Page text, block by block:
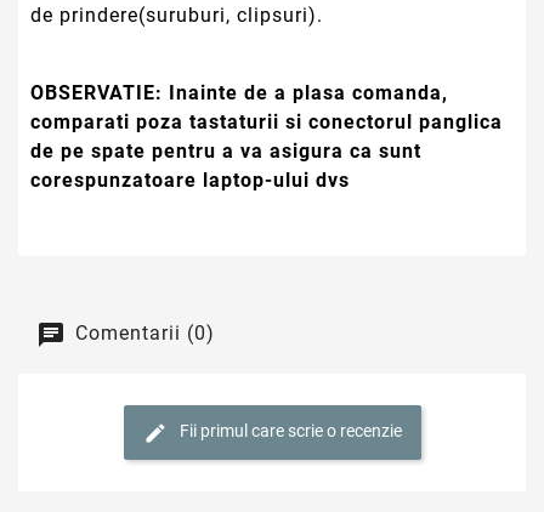
de prindere(suruburi, clipsuri).
OBSERVATIE: Inainte de a plasa comanda,
comparati poza tastaturii si conectorul panglica
de pe spate pentru a va asigura ca sunt
corespunzatoare laptop-ului dvs
Comentarii (0)
Fii primul care scrie o recenzie